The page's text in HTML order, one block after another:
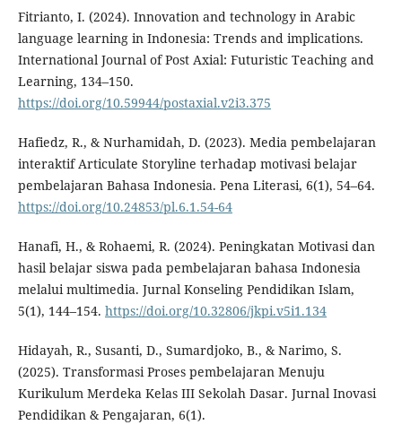
Fitrianto, I. (2024). Innovation and technology in Arabic
language learning in Indonesia: Trends and implications.
International Journal of Post Axial: Futuristic Teaching and
Learning, 134–150.
https://doi.org/10.59944/postaxial.v2i3.375
Hafiedz, R., & Nurhamidah, D. (2023). Media pembelajaran
interaktif Articulate Storyline terhadap motivasi belajar
pembelajaran Bahasa Indonesia. Pena Literasi, 6(1), 54–64.
https://doi.org/10.24853/pl.6.1.54-64
Hanafi, H., & Rohaemi, R. (2024). Peningkatan Motivasi dan
hasil belajar siswa pada pembelajaran bahasa Indonesia
melalui multimedia. Jurnal Konseling Pendidikan Islam,
5(1), 144–154. https://doi.org/10.32806/jkpi.v5i1.134
Hidayah, R., Susanti, D., Sumardjoko, B., & Narimo, S.
(2025). Transformasi Proses pembelajaran Menuju
Kurikulum Merdeka Kelas III Sekolah Dasar. Jurnal Inovasi
Pendidikan & Pengajaran, 6(1).